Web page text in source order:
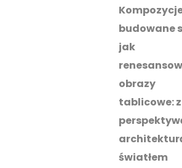
budowane
jak
obrazy
tablicowe: z
światłem